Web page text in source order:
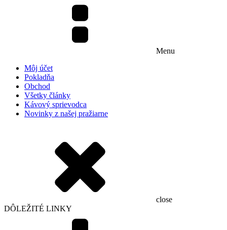
Menu
Môj účet
Pokladňa
Obchod
Všetky články
Kávový sprievodca
Novinky z našej pražiarne
close
DÔLEŽITÉ LINKY